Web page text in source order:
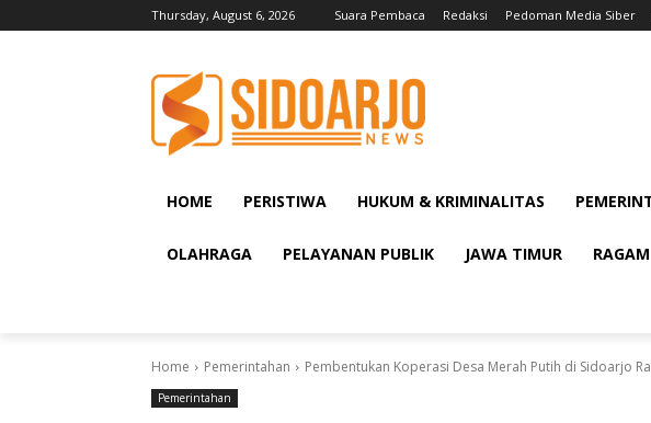
Thursday, August 6, 2026 Suara Pembaca Redaksi Pedoman Media Siber
HOME PERISTIWA HUKUM & KRIMINALITAS
OLAHRAGA PELAYANAN PUBLIK JAWA TIMUR RAGAM
Home Pemerintahan Pembentukan Koperasi Desa Merah Putih di Sidoarjo
Pemerintahan